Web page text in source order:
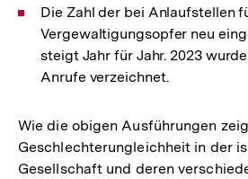
der
Die Zahl der bei Anlaufstellen
Vergewaltigungsopfer neu
steigt Jahr für Jahr. 2023
Anrufe verzeichnet.
Wie die obigen Ausführungen
Geschlechterungleichheit in der
Gesellschaft und deren